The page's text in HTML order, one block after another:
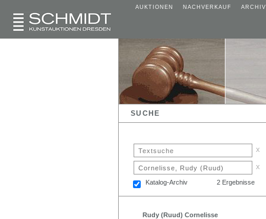
AUKTIONEN NACHVERKAUF ARCHIV
SUCHE
x
x
Katalog-Archiv 2 Ergebnisse
Rudy (Ruud) Cornelisse